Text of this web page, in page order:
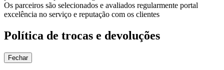
Os parceiros são selecionados e avaliados regularmente portal
excelência no serviço e reputação com os clientes
Política de trocas e devoluções
Fechar